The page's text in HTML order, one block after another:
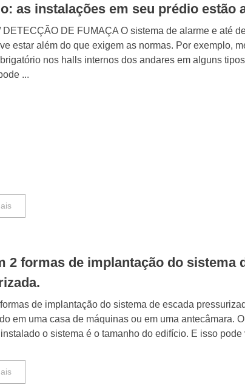
as instalações em seu prédio estão
DETECÇÃO DE FUMAÇA O sistema de alarme e até
estar além do que exigem as normas. Por exemplo,
nos halls internos dos andares em alguns
...
2 formas de implantação do sistema
de implantação do sistema de escada
em uma casa de máquinas ou em uma antecâmara.
o sistema é o tamanho do edifício. E isso pode